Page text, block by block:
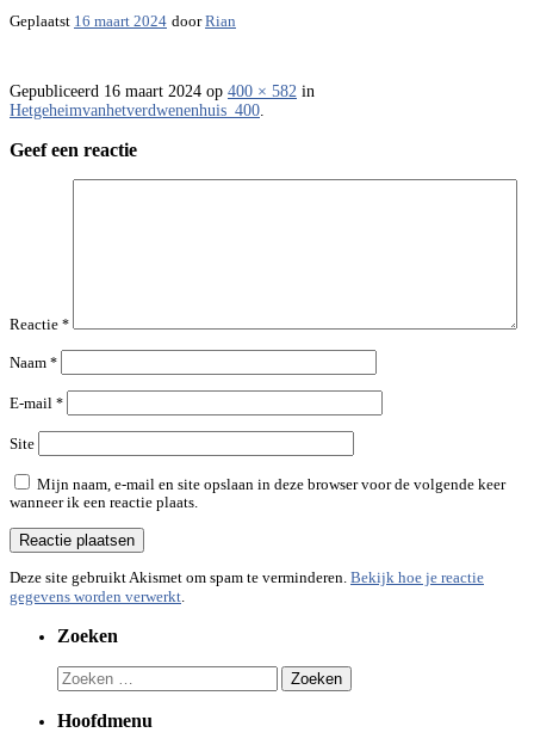
Geplaatst 16 maart 2024 doorRian
Gepubliceerd 16 maart 2024 op 400 × 582 in
Hetgeheimvanhetverdwenenhuis_400
Geef een reactie
Reactie *
Naam *
E-mail *
Site
Mijn naam, e-mail en site opslaan in deze browser voor de volgende keer
wanneer ik een reactie plaats.
Deze site gebruikt Akismet om spam te verminderen. Bekijk hoe je reactie
gegevens worden verwerkt.
Zoeken
Zoeken
naar:
Hoofdmenu